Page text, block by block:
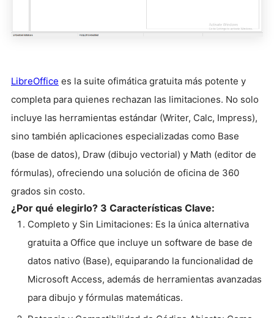
LibreOffice es la suite ofimática gratuita más potente y
completa para quienes rechazan las limitaciones. No solo
incluye las herramientas estándar (Writer, Calc, Impress),
sino también aplicaciones especializadas como Base
(base de datos), Draw (dibujo vectorial) y Math (editor de
fórmulas), ofreciendo una solución de oficina de 360
grados sin costo.
¿Por qué elegirlo? 3 Características Clave:
Completo y Sin Limitaciones: Es la única alternativa
gratuita a Office que incluye un software de base de
datos nativo (Base), equiparando la funcionalidad de
Microsoft Access, además de herramientas avanzadas
para dibujo y fórmulas matemáticas.